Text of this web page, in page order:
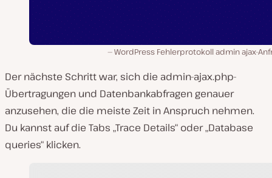
WordPress Fehlerprotokoll admin ajax-
Der nächste Schritt war, sich die admin-ajax.php-
Übertragungen und Datenbankabfragen genauer
anzusehen, die die meiste Zeit in Anspruch nehmen.
Du kannst auf die Tabs „Trace Details“ oder „Database
queries“ klicken.